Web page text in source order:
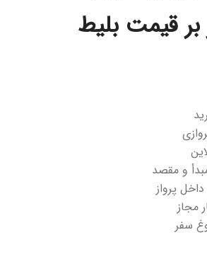
بر قیمت بلیط
و مقصد
پرواز
مجاز
سفر